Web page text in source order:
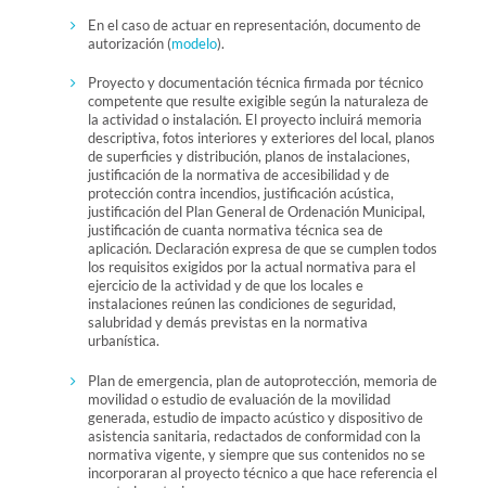
En el caso de actuar en representación, documento de
autorización (modelo).
Proyecto y documentación técnica firmada por técnico
competente que resulte exigible según la naturaleza de
la actividad o instalación. El proyecto incluirá memoria
descriptiva, fotos interiores y exteriores del local, planos
de superficies y distribución, planos de instalaciones,
justificación de la normativa de accesibilidad y de
protección contra incendios, justificación acústica,
justificación del Plan General de Ordenación Municipal,
justificación de cuanta normativa técnica sea de
aplicación. Declaración expresa de que se cumplen todos
los requisitos exigidos por la actual normativa para el
ejercicio de la actividad y de que los locales e
instalaciones reúnen las condiciones de seguridad,
salubridad y demás previstas en la normativa
urbanística.
Plan de emergencia, plan de autoprotección, memoria de
movilidad o estudio de evaluación de la movilidad
generada, estudio de impacto acústico y dispositivo de
asistencia sanitaria, redactados de conformidad con la
normativa vigente, y siempre que sus contenidos no se
incorporaran al proyecto técnico a que hace referencia el